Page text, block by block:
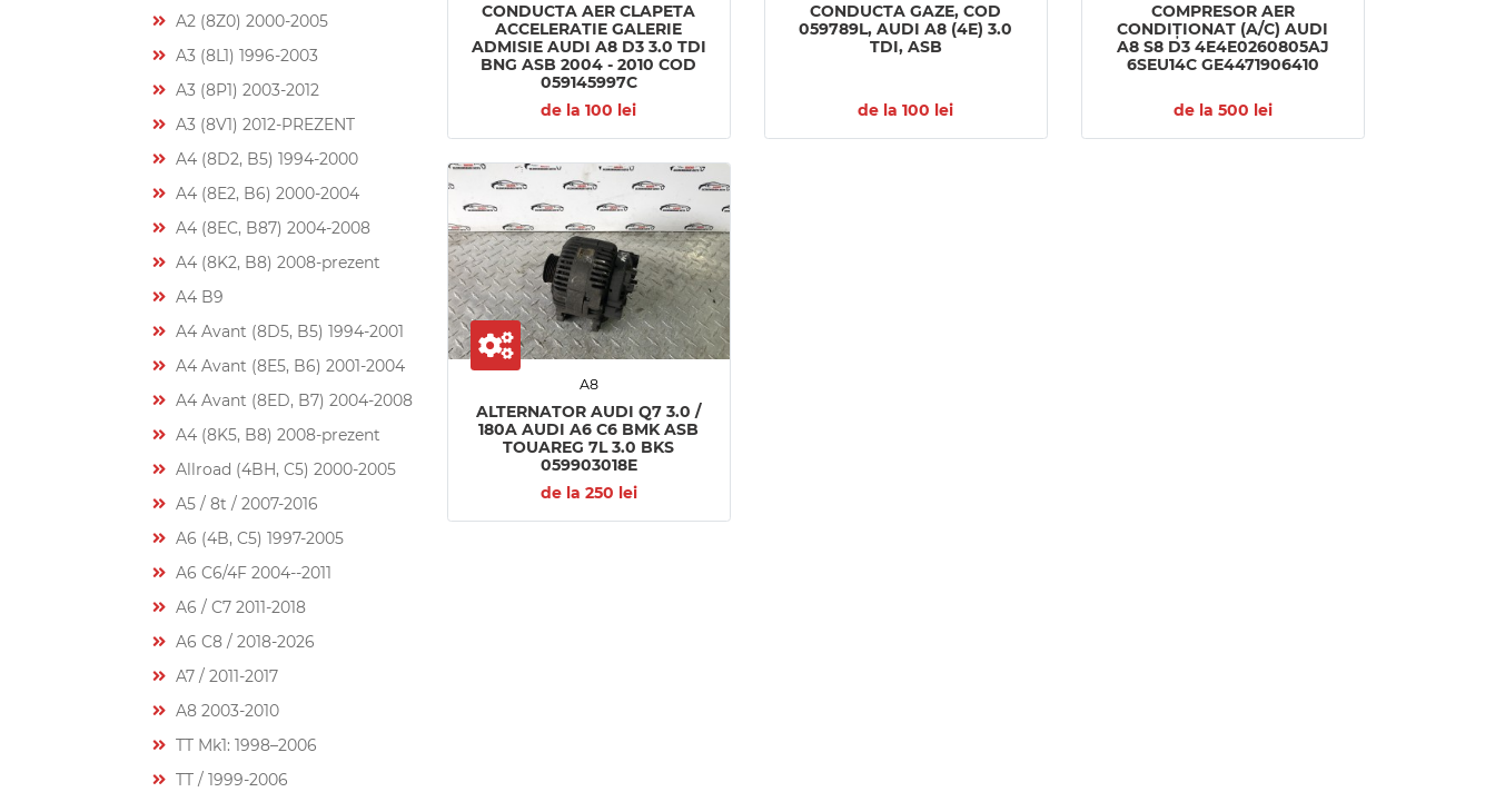
A2 (8Z0) 2000-2005
A3 (8L1) 1996-2003
A3 (8P1) 2003-2012
A3 (8V1) 2012-PREZENT
A4 (8D2, B5) 1994-2000
A4 (8E2, B6) 2000-2004
A4 (8EC, B87) 2004-2008
A4 (8K2, B8) 2008-prezent
A4 B9
A4 Avant (8D5, B5) 1994-2001
A4 Avant (8E5, B6) 2001-2004
A4 Avant (8ED, B7) 2004-2008
A4 (8K5, B8) 2008-prezent
Allroad (4BH, C5) 2000-2005
A5 / 8t / 2007-2016
A6 (4B, C5) 1997-2005
A6 C6/4F 2004--2011
A6 / C7 2011-2018
A6 C8 / 2018-2026
A7 / 2011-2017
A8 2003-2010
TT Mk1: 1998–2006
TT / 1999-2006
CONDUCTA AER CLAPETA
ACCELERATIE GALERIE
ADMISIE AUDI A8 D3 3.0 TDI
BNG ASB 2004 - 2010 COD
059145997C
de la 100 lei
CONDUCTA GAZE, COD
059789L, AUDI A8 (4E) 3.0
TDI, ASB
de la 100 lei
COMPRESOR AER
CONDIȚIONAT (A/C) AUDI
A8 S8 D3 4E4E0260805AJ
6SEU14C GE4471906410
de la 500 lei
A8
ALTERNATOR AUDI Q7 3.0 /
180A AUDI A6 C6 BMK ASB
TOUAREG 7L 3.0 BKS
059903018E
de la 250 lei